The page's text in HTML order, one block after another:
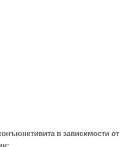
в зависимости от